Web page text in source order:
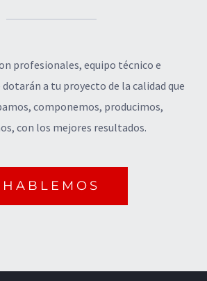
profesionales, equipo técnico e
a tu proyecto de la calidad que
componemos, producimos,
con los mejores resultados.
HABLEMOS